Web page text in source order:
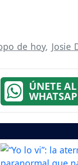
de hoy, Josie
ÚNETE